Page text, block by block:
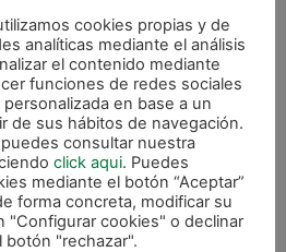
me instalo donde voy a
tranquilo también».
«La cancha está muy
Dan ganas ya de jugar».
palabras hacía la afición
igual que nosotros. Lo
competir de igual a igual.
puede estar a o no, pero
siempre tiene que estar
cookies propias y de
analíticas mediante el análisis
el contenido mediante
funciones de redes sociales
en base a un
de sus hábitos de navegación.
consultar nuestra
click aqui. Puedes
mediante el botón “Aceptar”
forma concreta, modificar su
"Configurar cookies" o declinar
botón "rechazar".